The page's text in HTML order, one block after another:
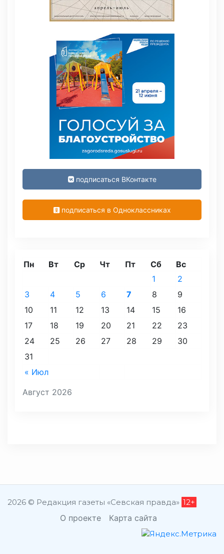
подписаться ВКонтакте
подписаться в Одноклассниках
Август 2026
Пн Вт Ср Чт Пт Сб Вс
« Июл
1
2
3
4 5 6 7 8
9
10
11 12 13 14 15
16
17
18 19 20 21 22
23
24
25 26 27 28 29
30
31
2026 © Редакция газеты «Севская правда» 12+
О проекте Карта сайта